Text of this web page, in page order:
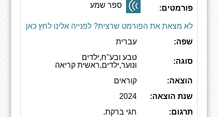
פורמטים: ספר שמע
לא מצאת את הפורמט שרצית? לפנייה אלינו לחץ כאן
שפה:
עברית
סוגה:
טבע ובע"ח,ילדים
ונוער,ילדים,ראשית קריאה
הוצאה:
קוראים
שנת הוצאה:
2024
תרגום:
חגי ברקת.